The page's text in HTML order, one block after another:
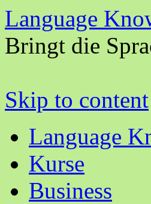
Language
Bringt die
Skip to content
Language
Kurse
Business